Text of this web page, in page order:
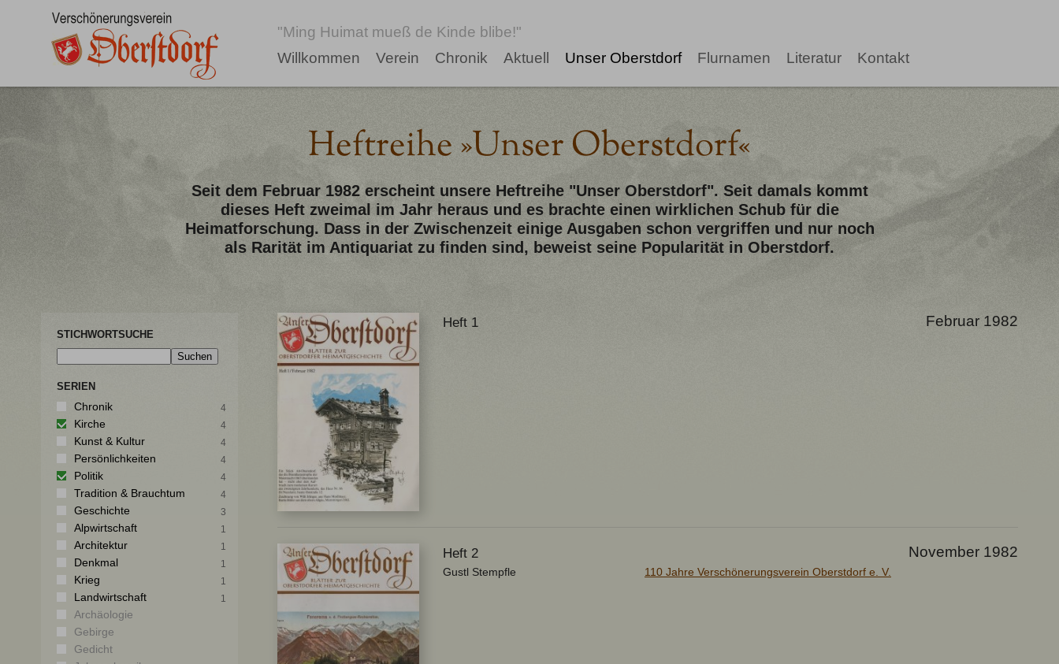
"Ming Huimat mueß de Kinde blibe!"
Willkommen
Verein Chronik Aktuell Unser Oberstdorf Flurnamen Literatur Kontakt
Heftreihe »Unser Oberstdorf«
Seit dem Februar 1982 erscheint unsere Heftreihe "Unser Oberstdorf". Seit damals kommt
dieses Heft zweimal im Jahr heraus und es brachte einen wirklichen Schub für die
Heimatforschung. Dass in der Zwischenzeit einige Ausgaben schon vergriffen und nur noch
als Rarität im Antiquariat zu finden sind, beweist seine Popularität in Oberstdorf.
STICHWORTSUCHE
SERIEN
Chronik 4
Kirche 4
Kunst & Kultur 4
Persönlichkeiten 4
Politik 4
Tradition & Brauchtum 4
Geschichte 3
Alpwirtschaft 1
Architektur 1
Denkmal 1
Krieg 1
Landwirtschaft 1
Archäologie
Gebirge
Gedicht
Heft 1 Februar 1982
Heft 2 November 1982
Gustl Stempfle 110 Jahre Verschönerungsverein Oberstdorf e. V.